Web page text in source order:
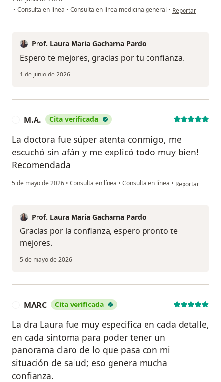
• Consulta en línea • Consulta en línea medicina general • en opinión del
Reportar
Prof. Laura Maria Gacharna Pardo
Espero te mejores, gracias por tu confianza.
1 de junio de 2026
M.A. Cita verificada
La doctora fue súper atenta conmigo, me
escuchó sin afán y me explicó todo muy bien!
Recomendada
5 de mayo de 2026 • Consulta en línea • Consulta en línea • en opinión del
Reportar
Prof. Laura Maria Gacharna Pardo
Gracias por la confianza, espero pronto te
mejores.
5 de mayo de 2026
MARC Cita verificada
La dra Laura fue muy especifica en cada detalle,
en cada sintoma para poder tener un
panorama claro de lo que pasa con mi
situación de salud; eso genera mucha
confianza.